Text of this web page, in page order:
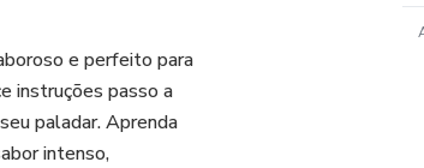
e perfeito para
instruções passo a
paladar. Aprenda
intenso,